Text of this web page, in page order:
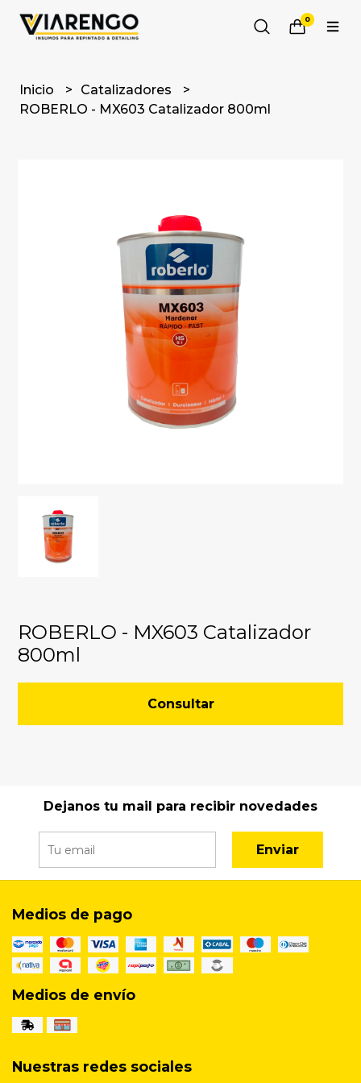
0
Inicio
Catalizadores
ROBERLO - MX603 Catalizador 800ml
ROBERLO - MX603 Catalizador
800ml
Consultar
Dejanos tu mail para recibir novedades
Enviar
Medios de pago
Medios de envío
Nuestras redes sociales